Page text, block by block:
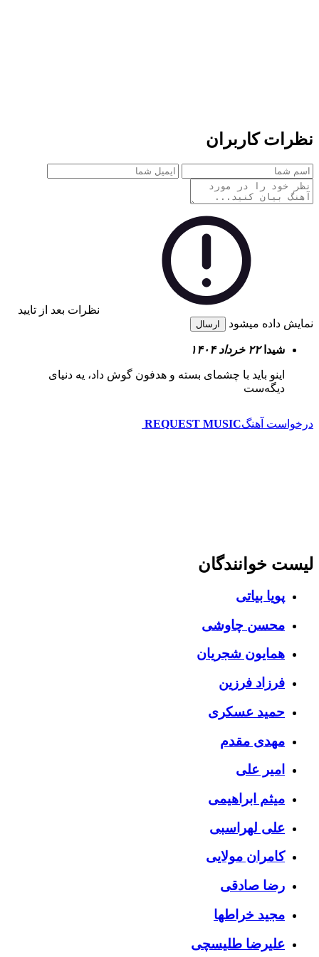
نظرات کاربران
نظرات بعد از تایید
نمایش داده میشود
ارسال
شیدا۲۲ خرداد ۱۴۰۴
اینو باید با چشمای بسته و هدفون گوش داد، یه دنیای
دیگه‌ست
درخواست آهنگREQUEST MUSIC
لیست خوانندگان
پویا بیاتی
محسن چاوشی
همایون شجریان
فرزاد فرزین
حمید عسکری
مهدی مقدم
امیر علی
میثم ابراهیمی
علی لهراسبی
کامران مولایی
رضا صادقی
مجید خراطها
علیرضا طلیسچی